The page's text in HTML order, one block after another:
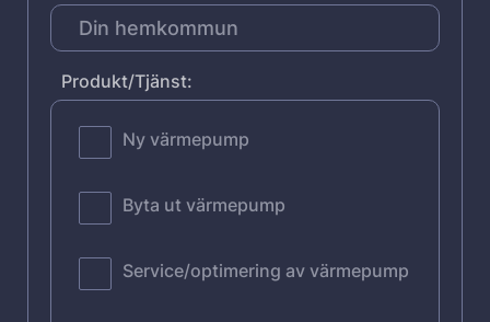
Produkt/Tjänst:
Ny värmepump
Byta ut värmepump
Service/optimering av värmepump